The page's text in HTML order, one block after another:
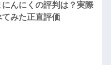
にんにくの評判は？実際
みた正直評価